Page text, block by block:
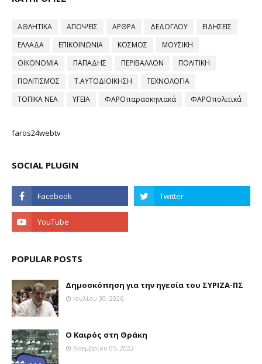
ΑΘΛΗΤΙΚΑ ΑΠΟΨΕΙΣ ΑΡΘΡΑ ΔΕΔΟΓΛΟΥ
ΕΙΔΗΣΕΙΣ
ΕΛΛΑΔΑ
ΕΠΙΚΟΙΝΩΝΙΑ ΚΟΣΜΟΣ
ΜΟΥΣΙΚΗ
ΟΙΚΟΝΟΜΙΑ
ΠΑΠΑΔΗΣ ΠΕΡΙΒΑΛΛΟΝ
ΠΟΛΙΤΙΚΗ
ΠΟΛΙΤΙΣΜΌΣ
Τ.ΑΥΤΟΔΙΟΙΚΗΣΗ
ΤΕΧΝΟΛΟΓΙΑ
ΤΟΠΙΚΑ ΝΕΑ
ΥΓΕΙΑ ΦΑΡΟπαρασκηνιακά ΦΑΡΟπολιτικά
faros24webtv
SOCIAL PLUGIN
POPULAR POSTS
Δημοσκόπηση για την ηγεσία του ΣΥΡΙΖΑ-ΠΣ
Ιουλίου 30, 2026
Ο Καιρός στη Θράκη
Νοεμβρίου 05, 2022